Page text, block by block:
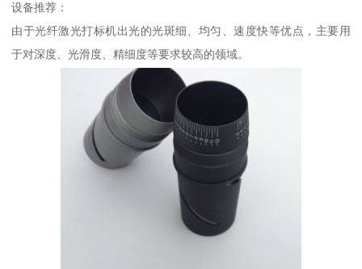
设备推荐：
由于光纤激光打标机出光的光斑细、均匀、速度快等优点，主要用
于对深度、光滑度、精细度等要求较高的领域。